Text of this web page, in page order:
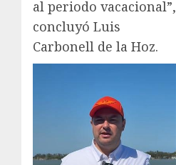
al periodo vacacional”,
concluyó Luis
Carbonell de la Hoz.